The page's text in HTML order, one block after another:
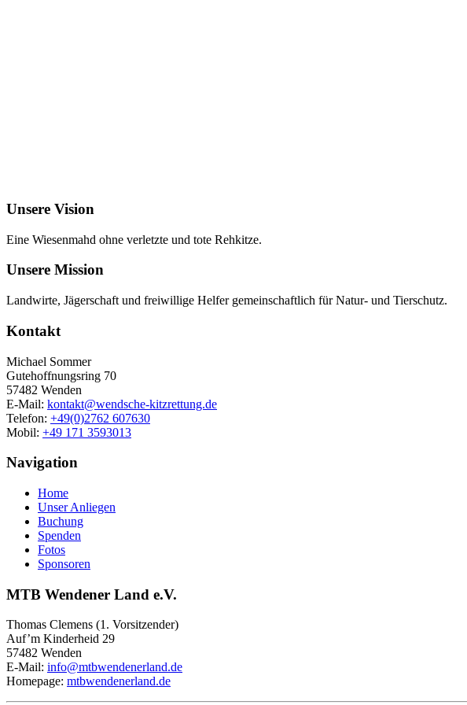
Unsere Vision
Eine Wiesenmahd ohne verletzte und tote Rehkitze.
Unsere Mission
Landwirte, Jägerschaft und freiwillige Helfer gemeinschaftlich für Natur- und Tierschutz.
Kontakt
Michael Sommer
Gutehoffnungsring 70
57482 Wenden
E-Mail: kontakt@wendsche-kitzrettung.de
Telefon: +49(0)2762 607630
Mobil: +49 171 3593013
Navigation
Home
Unser Anliegen
Buchung
Spenden
Fotos
Sponsoren
MTB Wendener Land e.V.
Thomas Clemens (1. Vorsitzender)
Auf’m Kinderheid 29
57482 Wenden
E-Mail: info@mtbwendenerland.de
Homepage: mtbwendenerland.de